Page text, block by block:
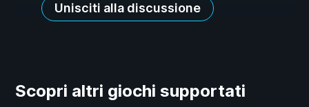
Unisciti alla discussione
Scopri altri giochi supportati